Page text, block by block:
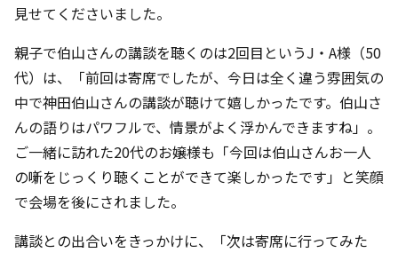
見せてくださいました。
親子で伯山さんの講談を聴くのは2回目というJ・A様（50
代）は、「前回は寄席でしたが、今日は全く違う雰囲気の
中で神田伯山さんの講談が聴けて嬉しかったです。伯山さ
んの語りはパワフルで、情景がよく浮かんできますね」。
ご一緒に訪れた20代のお嬢様も「今回は伯山さんお一人
の噺をじっくり聴くことができて楽しかったです」と笑顔
で会場を後にされました。
講談との出合いをきっかけに、「次は寄席に行ってみた